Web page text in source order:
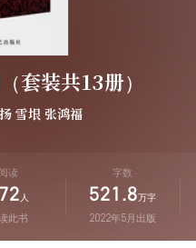
套装共13册）
雪垠 张鸿福
阅读
人
此书
字数
521.8 万字
2022年5月出版